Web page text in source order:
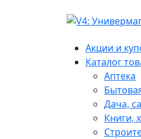
Акции и
Каталог
Аптека
Дача,
Книги,